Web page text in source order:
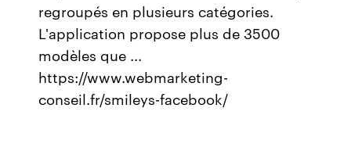
regroupés en plusieurs catégories.
L'application propose plus de 3500
modèles que ...
https://www.webmarketing-
conseil.fr/smileys-facebook/